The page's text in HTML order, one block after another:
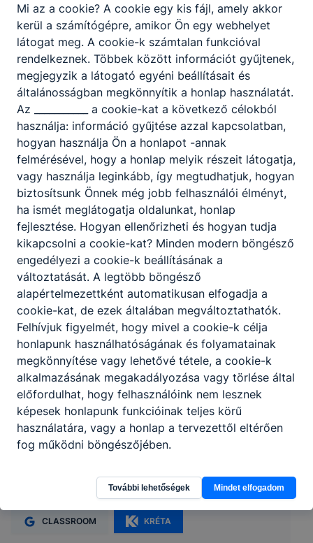
Partnereink
Budapesti Komplex SZC Kaesz Gyula
Faipari Technikum és Szakképző Iskola
1149 Budapest, Egressy út 36.
CLASSROOM KRÉTA
Mi az a cookie? A cookie egy kis fájl, amely akkor
kerül a számítógépre, amikor Ön egy webhelyet
látogat meg. A cookie-k számtalan funkcióval
rendelkeznek. Többek között információt gyűjtenek,
megjegyzik a látogató egyéni beállításait és
általánosságban megkönnyítik a honlap használatát.
Az ___________ a cookie-kat a következő célokból
használja: információ gyűjtése azzal kapcsolatban,
hogyan használja Ön a honlapot -annak
felmérésével, hogy a honlap melyik részeit látogatja,
vagy használja leginkább, így megtudhatjuk, hogyan
biztosítsunk Önnek még jobb felhasználói élményt,
ha ismét meglátogatja oldalunkat, honlap
fejlesztése. Hogyan ellenőrizheti és hogyan tudja
kikapcsolni a cookie-kat? Minden modern böngésző
engedélyezi a cookie-k beállításának a
változtatását. A legtöbb böngésző
alapértelmezettként automatikusan elfogadja a
cookie-kat, de ezek általában megváltoztathatók.
Felhívjuk figyelmét, hogy mivel a cookie-k célja
honlapunk használhatóságának és folyamatainak
megkönnyítése vagy lehetővé tétele, a cookie-k
alkalmazásának megakadályozása vagy törlése által
előfordulhat, hogy felhasználóink nem lesznek
képesek honlapunk funkcióinak teljes körű
használatára, vagy a honlap a tervezettől eltérően
fog működni böngészőjében.
További lehetőségek Mindet elfogadom